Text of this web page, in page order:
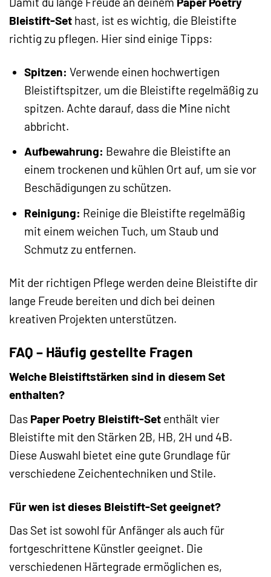
Bleistift-Set hast, ist es wichtig, die Bleistifte
richtig zu pflegen. Hier sind einige Tipps:
Spitzen: Verwende einen hochwertigen
Bleistiftspitzer, um die Bleistifte regelmäßig zu
spitzen. Achte darauf, dass die Mine nicht
abbricht.
Aufbewahrung: Bewahre die Bleistifte an
einem trockenen und kühlen Ort auf, um sie vor
Beschädigungen zu schützen.
Reinigung: Reinige die Bleistifte regelmäßig
mit einem weichen Tuch, um Staub und
Schmutz zu entfernen.
Mit der richtigen Pflege werden deine Bleistifte dir
lange Freude bereiten und dich bei deinen
kreativen Projekten unterstützen.
FAQ – Häufig gestellte Fragen
Welche Bleistiftstärken sind in diesem Set
enthalten?
Das Paper Poetry Bleistift-Set enthält vier
Bleistifte mit den Stärken 2B, HB, 2H und 4B.
Diese Auswahl bietet eine gute Grundlage für
verschiedene Zeichentechniken und Stile.
Für wen ist dieses Bleistift-Set geeignet?
Das Set ist sowohl für Anfänger als auch für
fortgeschrittene Künstler geeignet. Die
verschiedenen Härtegrade ermöglichen es,